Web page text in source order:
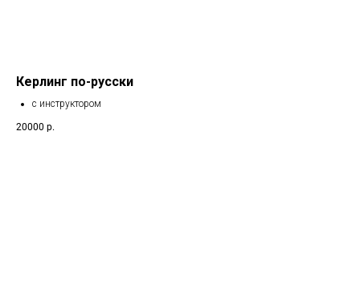
Керлинг по-русски
с инструктором
20000 р.